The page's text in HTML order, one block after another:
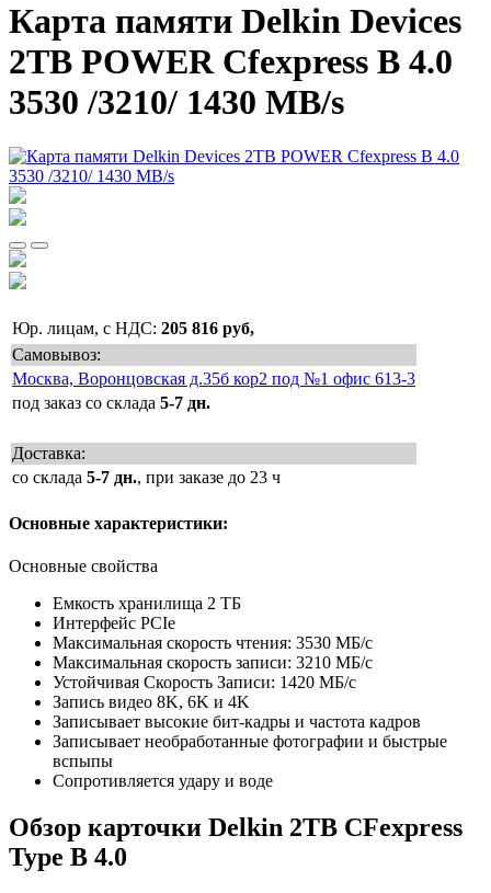
Карта памяти Delkin Devices
2TB POWER Cfexpress B 4.0
3530 /3210/ 1430 MB/s
Юр. лицам, с НДС: 205 816 руб,
Самовывоз:
Москва, Воронцовская д.35б кор2 под №1 офис 613-3
под заказ со склада 5-7 дн.
Доставка:
со склада 5-7 дн., при заказе до 23 ч
Основные характеристики:
Основные свойства
Емкость хранилища 2 ТБ
Интерфейс PCIe
Максимальная скорость чтения: 3530 МБ/с
Максимальная скорость записи: 3210 МБ/с
Устойчивая Скорость Записи: 1420 МБ/с
Запись видео 8K, 6K и 4K
Записывает высокие бит-кадры и частота кадров
Записывает необработанные фотографии и быстрые
вспыпы
Сопротивляется удару и воде
Обзор карточки Delkin 2TB CFexpress
Type B 4.0